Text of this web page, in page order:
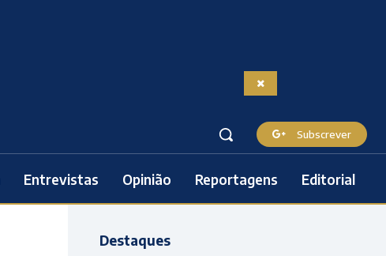
Subscrever
Entrevistas Opinião Reportagens Editorial
Destaques